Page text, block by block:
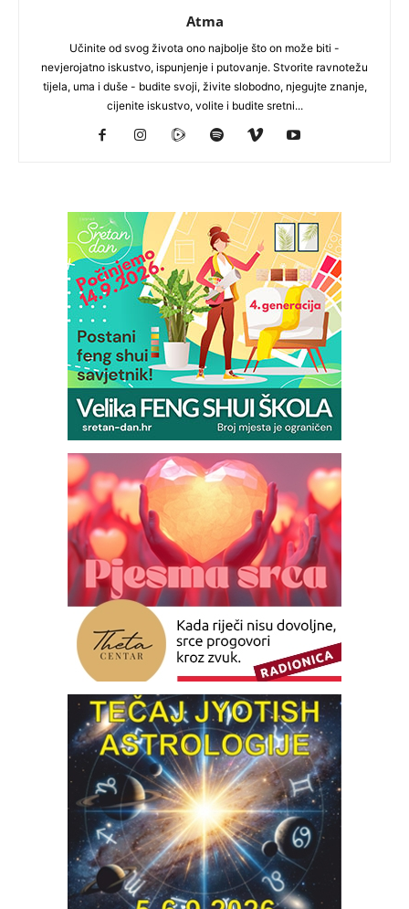
Atma
Učinite od svog života ono najbolje što on može biti -
nevjerojatno iskustvo, ispunjenje i putovanje. Stvorite ravnotežu
tijela, uma i duše - budite svoji, živite slobodno, njegujte znanje,
cijenite iskustvo, volite i budite sretni...